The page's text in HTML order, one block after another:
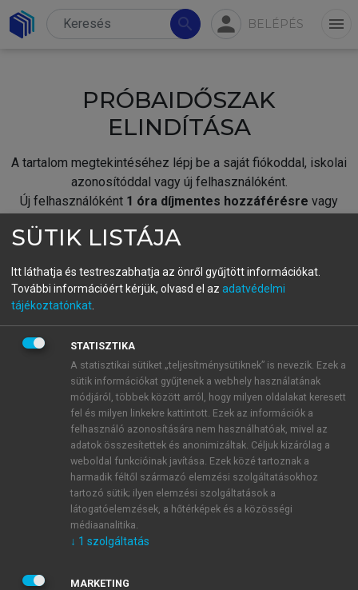
search person BELÉPÉS menu
PRÓBAIDŐSZAK
ELINDÍTÁSA
A tartalom megtekintéséhez lépj be a saját fiókoddal, iskolai
azonosítóddal vagy új felhasználóként.
Új felhasználóként 1 óra díjmentes hozzáférésre vagy
fiókoddal,vagy hozz létre új fiókot.
A regisztráció után apróbaidőszakautomatikusan
BELÉPÉS SAJÁT FIÓKKAL
ÚJ FIÓK LÉTREHOZÁSA
1 óra díjmentes hozzáférés
E-MAIL-CÍM
JELSZÓ
SÜTIK LISTÁJA
Itt láthatja és testreszabhatja az önről gyűjtött információkat.
További információért kérjük, olvasd el az adatvédelmi
tájékoztatónkat
STATISZTIKA
A statisztikai sütiket „teljesítménysütiknek” is nevezik. Ezek a
sütik információkat gyűjtenek a webhely használatának
módjáról, többek között arról, hogy milyen oldalakat keresett
fel és milyen linkekre kattintott. Ezek az információk a
felhasználó azonosítására nem használhatóak, mivel az
adatok összesítettek és anonimizáltak. Céljuk kizárólag a
weboldal funkcióinak javítása. Ezek közé tartoznak a
harmadik féltől származó elemzési szolgáltatásokhoz
tartozó sütik; ilyen elemzési szolgáltatások a
látogatóelemzések, a hőtérképek és a közösségi
médiaanalitika.
↓ 1 szolgáltatás
MARKETING